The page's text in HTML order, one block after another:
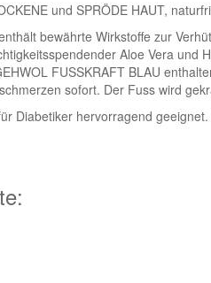
und SPRÖDE HAUT,
bewährte Wirkstoffe zur
Aloe Vera
FUSSKRAFT BLAU
sofort. Der Fuss wird
Diabetiker hervorragend geeignet.